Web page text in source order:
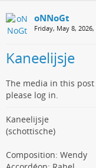
oNNoGt
Friday, May 8, 2026,
Kaneelijsje
The media in this
please log in.
Kaneelijsje
(schottische)
Composition: Wendy